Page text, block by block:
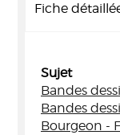
Fiche
Sujet
Bandes
Bandes
Bourgeon -